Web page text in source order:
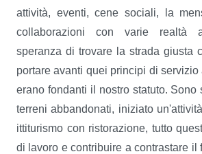
attività, eventi, cene sociali, la
collaborazioni con varie realtà
speranza di trovare la strada giusta
portare avanti quei principi di
erano fondanti il nostro statuto. Sono
terreni abbandonati, iniziato
ittiturismo con ristorazione, tutto
di lavoro e contribuire a contrastare il